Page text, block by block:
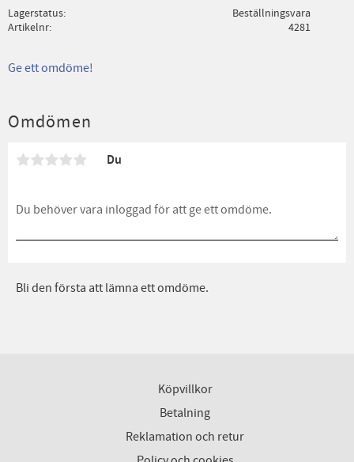
Lagerstatus
Beställningsvara
Artikelnr
4281
Ge ett omdöme!
Omdömen
Du
Bli den första att lämna ett omdöme.
Köpvillkor
Betalning
Reklamation och retur